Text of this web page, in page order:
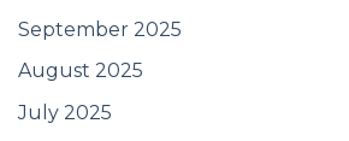
September 2025
August 2025
July 2025